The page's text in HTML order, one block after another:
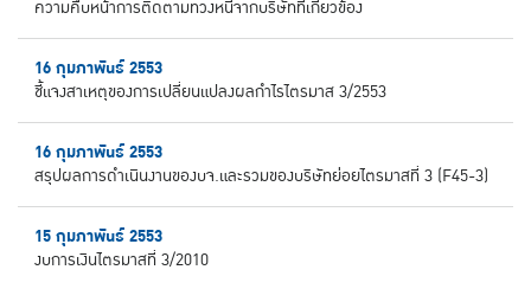
ความคืบหน้าการติดตามทวงหนี้จากบริษัทที่เกี่ยวข้อง
16 กุมภาพันธ์ 2553
ชี้แจงสาเหตุของการเปลี่ยนแปลงผลกำไรไตรมาส 3/2553
16 กุมภาพันธ์ 2553
สรุปผลการดำเนินงานของบจ.และรวมของบริษัทย่อยไตรมาสที่ 3 (F45-3)
15 กุมภาพันธ์ 2553
งบการเงินไตรมาสที่ 3/2010